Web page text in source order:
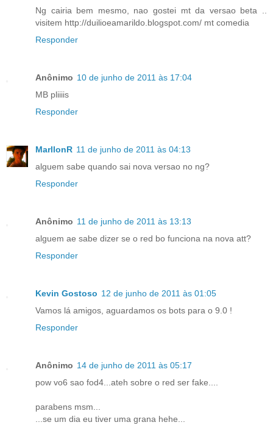
Ng cairia bem mesmo, nao gostei mt da versao beta ..
visitem http://duilioeamarildo.blogspot.com/ mt comedia
Responder
Anônimo 10 de junho de 2011 às 17:04
MB pliiiis
Responder
MarllonR 11 de junho de 2011 às 04:13
alguem sabe quando sai nova versao no ng?
Responder
Anônimo 11 de junho de 2011 às 13:13
alguem ae sabe dizer se o red bo funciona na nova att?
Responder
Kevin Gostoso 12 de junho de 2011 às 01:05
Vamos lá amigos, aguardamos os bots para o 9.0 !
Responder
Anônimo 14 de junho de 2011 às 05:17
pow vo6 sao fod4...ateh sobre o red ser fake....
parabens msm...
...se um dia eu tiver uma grana hehe...